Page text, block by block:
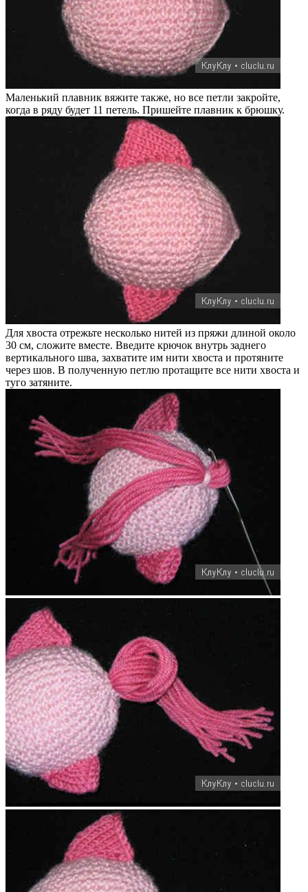
Маленький плавник вяжите также, но все петли закройте,
когда в ряду будет 11 петель. Пришейте плавник к брюшку.
Для хвоста отрежьте несколько нитей из пряжи длиной около
30 см, сложите вместе. Введите крючок внутрь заднего
вертикального шва, захватите им нити хвоста и протяните
через шов. В полученную петлю протащите все нити хвоста и
туго затяните.